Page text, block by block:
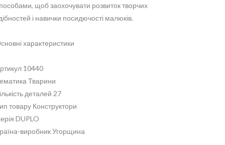
щоб заохочувати розвиток творчих
і навички посидючості малюків.
характеристики
10440
Тварини
деталей 27
товару Конструктори
DUPLO
виробник Угорщина